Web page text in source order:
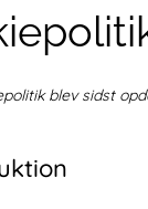
blev sidst